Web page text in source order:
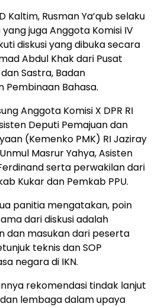
Kaltim, Rusman Ya’qub selaku
juga Anggota Komisi IV
diskusi yang dibuka secara
Abdul Khak dari Pusat
Sastra, Badan
Pembinaan Bahasa.
Anggota Komisi X DPR RI
Deputi Pemajuan dan
(Kemenko PMK) RI Jaziray
Masrur Yahya, Asisten
serta perwakilan dari
Kukar dan Pemkab PPU.
panitia mengatakan, poin
dari diskusi adalah
dan masukan dari peserta
teknis dan SOP
negara di IKN.
rekomendasi tindak lanjut
lembaga dalam upaya